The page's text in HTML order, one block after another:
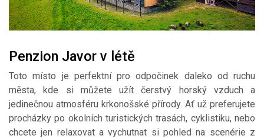
Penzion Javor v létě
Toto místo je perfektní pro odpočinek daleko od ruchu
města, kde si můžete užít čerstvý horský vzduch a
jedinečnou atmosféru krkonošské přírody. Ať už preferujete
procházky po okolních turistických trasách, cyklistiku, nebo
chcete jen relaxovat a vychutnat si pohled na scenérie z